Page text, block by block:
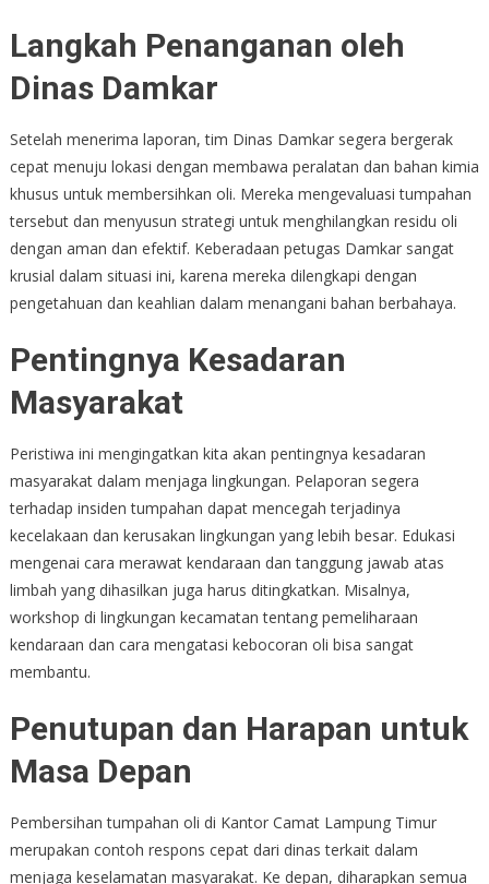
Langkah Penanganan oleh
Dinas Damkar
Setelah menerima laporan, tim Dinas Damkar segera bergerak
cepat menuju lokasi dengan membawa peralatan dan bahan kimia
khusus untuk membersihkan oli. Mereka mengevaluasi tumpahan
tersebut dan menyusun strategi untuk menghilangkan residu oli
dengan aman dan efektif. Keberadaan petugas Damkar sangat
krusial dalam situasi ini, karena mereka dilengkapi dengan
pengetahuan dan keahlian dalam menangani bahan berbahaya.
Pentingnya Kesadaran
Masyarakat
Peristiwa ini mengingatkan kita akan pentingnya kesadaran
masyarakat dalam menjaga lingkungan. Pelaporan segera
terhadap insiden tumpahan dapat mencegah terjadinya
kecelakaan dan kerusakan lingkungan yang lebih besar. Edukasi
mengenai cara merawat kendaraan dan tanggung jawab atas
limbah yang dihasilkan juga harus ditingkatkan. Misalnya,
workshop di lingkungan kecamatan tentang pemeliharaan
kendaraan dan cara mengatasi kebocoran oli bisa sangat
membantu.
Penutupan dan Harapan untuk
Masa Depan
Pembersihan tumpahan oli di Kantor Camat Lampung Timur
merupakan contoh respons cepat dari dinas terkait dalam
menjaga keselamatan masyarakat. Ke depan, diharapkan semua